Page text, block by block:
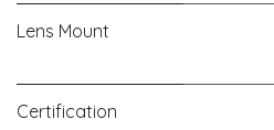
Lens Mount
Certification